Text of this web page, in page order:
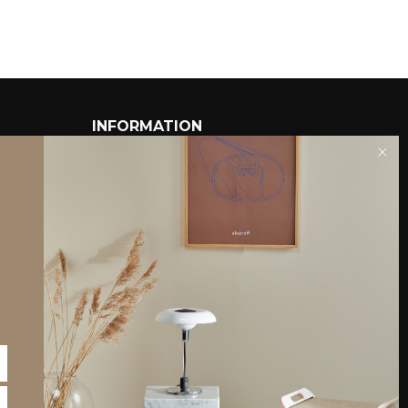
INFORMATION
Om Piet Hein shoppen
Partnere
Billed-bank
B2B login
Gruk Database
Teksttilladelser